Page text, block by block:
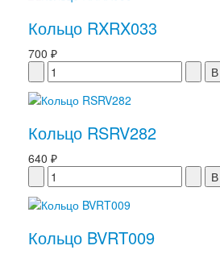
Кольцо RXRX033
700 ₽
Кольцо RSRV282
640 ₽
Кольцо BVRT009